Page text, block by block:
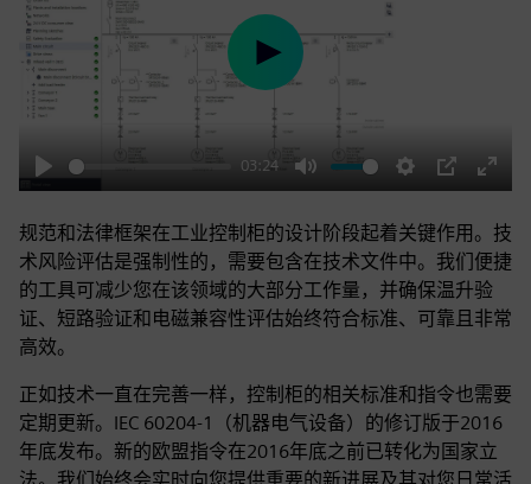
Play
03:24
Mute Settings
PIP
Enter
Play
规范和法律框架在工业控制柜的设计阶段起着关键作用。技
术风险评估是强制性的，需要包含在技术文件中。我们便捷
的工具可减少您在该领域的大部分工作量，并确保温升验
证、短路验证和电磁兼容性评估始终符合标准、可靠且非常
高效。
正如技术一直在完善一样，控制柜的相关标准和指令也需要
定期更新。IEC 60204‑1（机器电气设备）的修订版于2016
年底发布。新的欧盟指令在2016年底之前已转化为国家立